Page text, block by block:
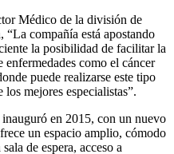
Médico de la división de
compañía está apostando
la posibilidad de facilitar la
como el cáncer
puede realizarse este tipo
mejores especialistas”.
en 2015, con un nuevo
un espacio amplio, cómodo
de espera, acceso a